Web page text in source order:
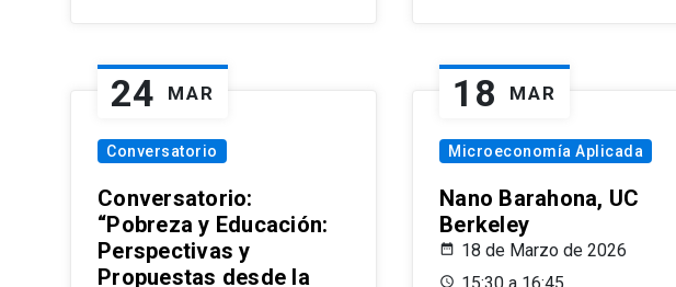
24 MAR
Conversatorio
Conversatorio:
“Pobreza y Educación:
Perspectivas y
Propuestas desde la
18 MAR
Microeconomía Aplicada
Nano Barahona, UC
Berkeley
18 de Marzo de 2026